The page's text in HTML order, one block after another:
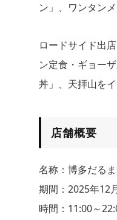
ン」、ワンタン
ロードサイド出
ン定食・ギョー
丼」、天拝山を
店舗概要
名称：博多だる
期間：2025年12
時間：11:00～